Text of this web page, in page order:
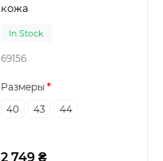
кожа
In Stock
69156
Размеры
40
43 44
2 749 ₴